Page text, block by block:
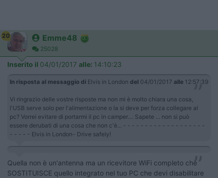
20 Emme48
25028
Inserito il 04/01/2017 alle: 14:10:23
In risposta al messaggio di Elvis in London del 04/01/2017 alle 12:57:39
Vi ringrazio delle vostre risposte ma non mi è molto chiara una cosa,
l'USB serve solo per l'alimentazione o la si deve per forza collegare al
pc? Vorrei evitare di portarmi il pc in camper.... Sapete ... non si può
essere derubati di una cosa che non c'è... - - - - - - - - - - - - - - - - - - -
- - - - - Elvis in London- Drive safely!
Quella non è un'antenna ma un ricevitore WiFi completo che
SOSTITUISCE quello integrato nel tuo PC che devi disabilitare